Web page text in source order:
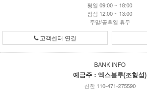
평일 09:00 ~ 18:00
점심 12:00 ~ 13:00
주말/공휴일 휴무
고객센터 연결
BANK INFO
예금주 : 엑스블루(조형섭)
신한 110-471-275590